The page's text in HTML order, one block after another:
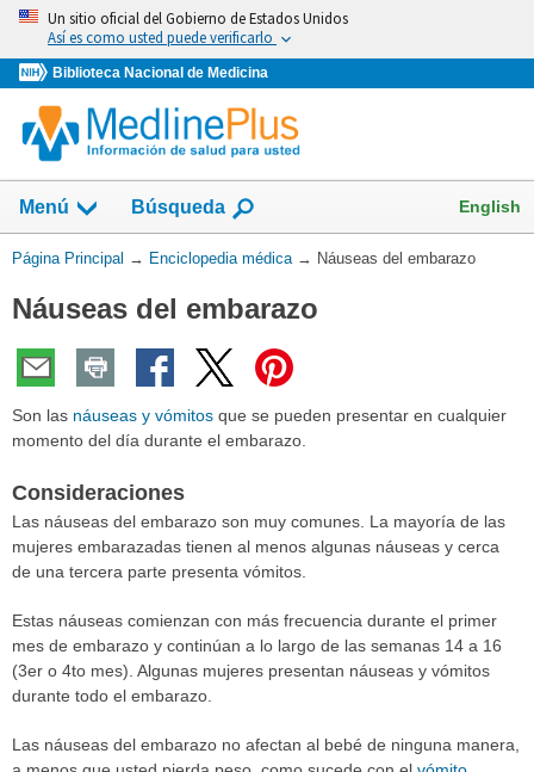
Omita
vaya
al
Contenido
Un sitio oficial del Gobierno de Estados Unidos
Así es como usted puede verificarlo
Biblioteca Nacional de Medicina
Menú Búsqueda English
Usted
aquí:
Página Principal → Enciclopedia médica → Náuseas del embarazo
Náuseas del embarazo
Son las náuseas y vómitos que se pueden presentar en cualquier
momento del día durante el embarazo.
Consideraciones
Las náuseas del embarazo son muy comunes. La mayoría de las
mujeres embarazadas tienen al menos algunas náuseas y cerca
de una tercera parte presenta vómitos.
Estas náuseas comienzan con más frecuencia durante el primer
mes de embarazo y continúan a lo largo de las semanas 14 a 16
(3er o 4to mes). Algunas mujeres presentan náuseas y vómitos
durante todo el embarazo.
Las náuseas del embarazo no afectan al bebé de ninguna manera,